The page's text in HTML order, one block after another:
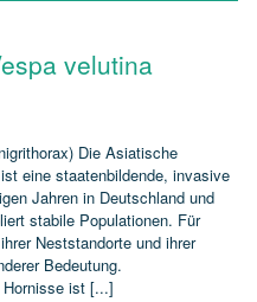
velutina
Die Asiatische
eine staatenbildende, invasive
Jahren in Deutschland und
stabile Populationen. Für
Neststandorte und ihrer
Bedeutung.
ist [...]